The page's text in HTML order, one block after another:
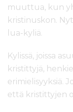
muuttua, kun
kristinuskon.
lua-kyliä.
Kylissä, joissa
kristittyjä,
erimielisyyksiä.
että kristittyjen